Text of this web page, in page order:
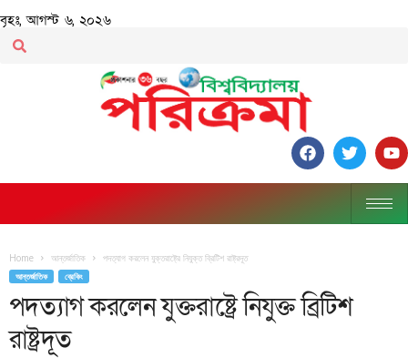
বৃহঃ, আগস্ট ৬, ২০২৬
Home আন্তর্জাতিক পদত্যাগ করলেন যুক্তরাষ্ট্রে নিযুক্ত ব্রিটিশ রাষ্ট্রদূত
আন্তর্জাতিক ব্রেকিং
পদত্যাগ করলেন যুক্তরাষ্ট্রে নিযুক্ত ব্রিটিশ
রাষ্ট্রদূত